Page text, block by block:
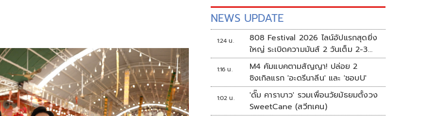
NEWS UPDATE
1:24 น.
808 Festival 2026 ไลน์อัปแรกสุดยิ่ง
ใหญ่ ระเบิดความมันส์ 2 วันเต็ม 2-3
ต.ค.นี้
1:16 น.
M4 คัมแบคตามสัญญา! ปล่อย 2
ซิงเกิลแรก 'อะดรีนาลีน' และ 'ชอบU'
1:02 น.
'ดั๊ม คาราบาว' รวมเพื่อนวัยมัธยมตั้งวง
SweetCane (สวีทเคน)